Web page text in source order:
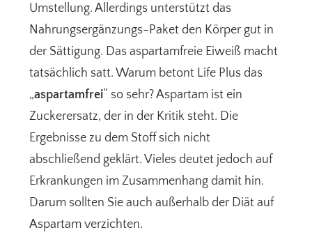
Umstellung. Allerdings unterstützt das
Nahrungsergänzungs-Paket den Körper gut in
der Sättigung. Das aspartamfreie Eiweiß macht
tatsächlich satt. Warum betont Life Plus das
„aspartamfrei“ so sehr? Aspartam ist ein
Zuckerersatz, der in der Kritik steht. Die
Ergebnisse zu dem Stoff sich nicht
abschließend geklärt. Vieles deutet jedoch auf
Erkrankungen im Zusammenhang damit hin.
Darum sollten Sie auch außerhalb der Diät auf
Aspartam verzichten.